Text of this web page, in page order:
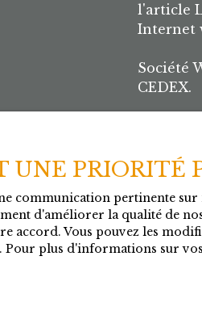
l'article
Internet
Société
CEDEX.
UNE PRIORITÉ
communication pertinente
d'améliorer la qualité de
accord. Vous pouvez les
Pour plus d'informations sur